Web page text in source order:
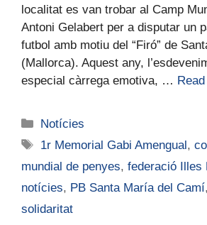
localitat es van trobar al Camp
Antoni Gelabert per a disputar un
futbol amb motiu del “Firó” de
(Mallorca). Aquest any,
especial càrrega emotiva, …
Notícies
1r Memorial Gabi Amengual ,
mundial de penyes, federació Illes
notícies, PB Santa María del Camí,
solidaritat